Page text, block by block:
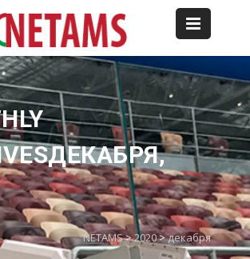
NETAMS>2020>декабря